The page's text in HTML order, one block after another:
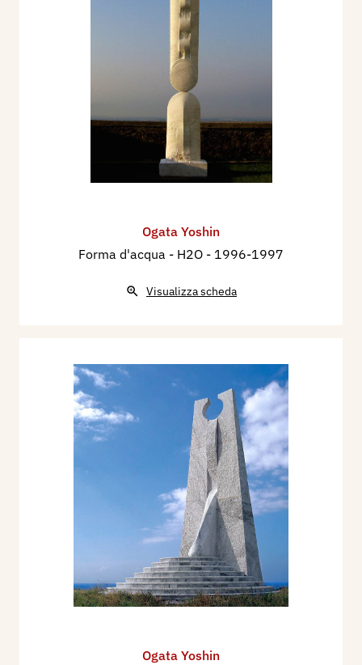
Ogata Yoshin
Forma d'acqua - H2O - 1996-1997
Visualizza scheda
Ogata Yoshin